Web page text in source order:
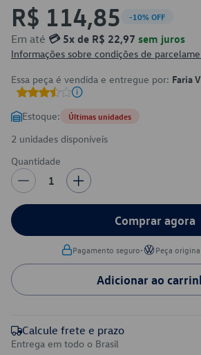
R$ 114,85 -10% OFF
Em até 💳 5x de R$ 22,97 sem juros
Informações sobre condições de
Essa peça é vendida e entregue por: Faria
Estoque: Últimas unidades
2 unidades disponíveis
Quantidade
1
Comprar agora
Pagamento seguro• Peça
Adicionar ao
Calcule frete e prazo
Entrega em todo o Brasil